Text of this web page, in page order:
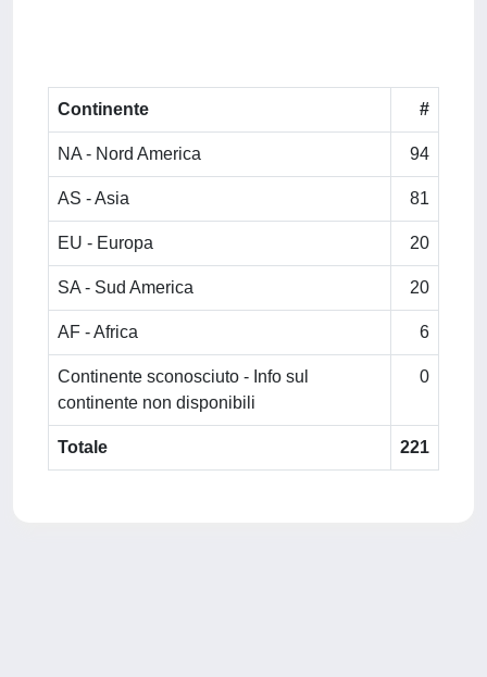
Continente #
NA - Nord America 94
AS - Asia 81
EU - Europa 20
SA - Sud America 20
AF - Africa 6
Continente sconosciuto - Info sul
continente non disponibili
0
Totale 221